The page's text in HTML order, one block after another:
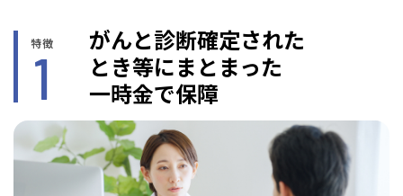
特徴
1
がんと診断確定された
とき等にまとまった
一時金で保障